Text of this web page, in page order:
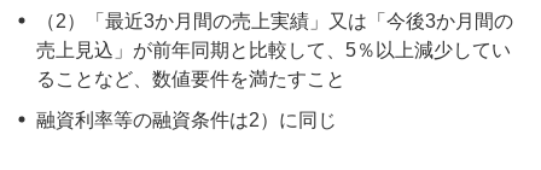
（2）「最近3か月間の売上実績」又は「今後3か月間の
売上見込」が前年同期と比較して、5％以上減少してい
ることなど、数値要件を満たすこと
融資利率等の融資条件は2）に同じ